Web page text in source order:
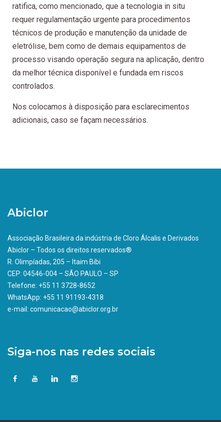
ratifica, como mencionado, que a tecnologia in situ
requer regulamentação urgente para procedimentos
técnicos de produção e manutenção da unidade de
eletrólise, bem como de demais equipamentos de
processo visando operação segura na aplicação, dentro
da melhor técnica disponível e fundada em riscos
controlados.
Nos colocamos à disposição para esclarecimentos
adicionais, caso se façam necessários.
Abiclor
Associação Brasileira da indústria de Cloro Álcalis e Derivados
Abiclor – Todos os direitos reservados®
R. Olimpíadas, 205 – Itaim Bibi
CEP: 04546-004 – SÃO PAULO – SP
Telefone: +55 11 3728-8652
WhatsApp: +55 11 91193-4318
e-mail: comunicacao@abiclor.org.br
Siga-nos nas redes sociais